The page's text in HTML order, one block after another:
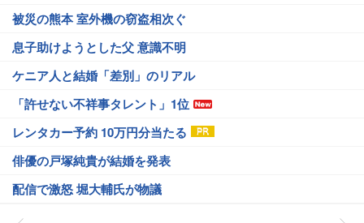
被災の熊本 室外機の窃盗相次ぐ
息子助けようとした父 意識不明
ケニア人と結婚「差別」のリアル
「許せない不祥事タレント」1位
レンタカー予約 10万円分当たる
俳優の戸塚純貴が結婚を発表
配信で激怒 堀大輔氏が物議